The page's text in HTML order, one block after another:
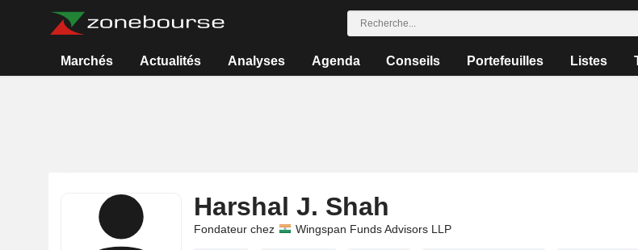
Marchés Actualités Analyses Agenda Conseils Portefeuilles Listes
Harshal J. Shah
Fondateur chez Wingspan Funds Advisors LLP